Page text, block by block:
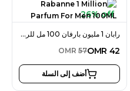
26% off
رابان 1 مليون بارفان 100 مل للرجال
OMR 42
OMR 57
أضف إلى السلة